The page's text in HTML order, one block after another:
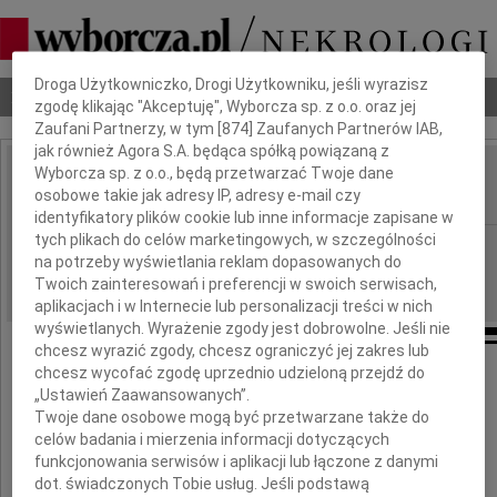
Nekrologi Odeszli Poradnik pogrzebowy
IMIĘ I NAZWISKO: Jacek Masłowski
REGION: Kraków
DATA EMISJI: 22.03.2024
Dbamy o Twoją prywatność
Droga Użytkowniczko, Drogi Użytkowniku, jeśli wyrazisz
zgodę klikając "Akceptuję", Wyborcza sp. z o.o. oraz jej
Zaufani Partnerzy, w tym [874 ] Zaufanych Partnerów IAB,
jak również Agora S.A. będąca spółką powiązaną z
Wyborcza sp. z o.o., będą przetwarzać Twoje dane
osobowe takie jak adresy IP, adresy e-mail czy
identyfikatory plików cookie lub inne informacje zapisane w
tych plikach do celów marketingowych, w szczególności
na potrzeby wyświetlania reklam dopasowanych do
Twoich zainteresowań i preferencji w swoich serwisach,
aplikacjach i w Internecie lub personalizacji treści w nich
wyświetlanych. Wyrażenie zgody jest dobrowolne. Jeśli nie
chcesz wyrazić zgody, chcesz ograniczyć jej zakres lub
chcesz wycofać zgodę uprzednio udzieloną przejdź do
„Ustawień Zaawansowanych”.
Twoje dane osobowe mogą być przetwarzane także do
celów badania i mierzenia informacji dotyczących
funkcjonowania serwisów i aplikacji lub łączone z danymi
dot. świadczonych Tobie usług. Jeśli podstawą